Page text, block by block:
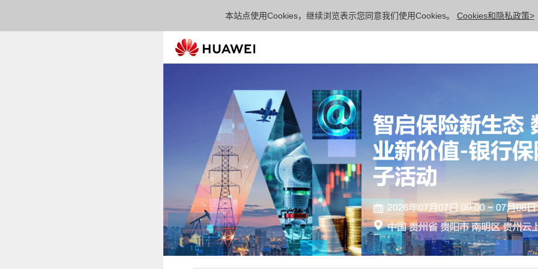
本站点使用Cookies，继续浏览表示您同意我们使用Cookies。 Cookies和隐私政策>